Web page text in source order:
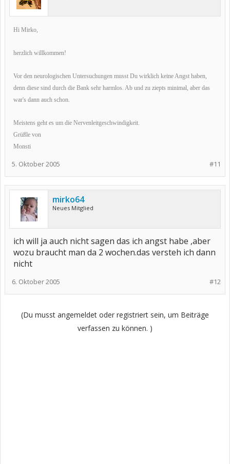
Hi Mirko,
herzlich willkommen!
Vor den neurologischen Untersuchungen musst Du wirklich keine Angst haben,
denn diese sind durch die Bank sehr harmlos. Ab und zu ziepts minimal, aber das
war's dann auch schon.
Meistens geht es um die Nervenleitgeschwindigkeit.
Grüßle von
Monsti
#11
5. Oktober 2005
mirko64
Neues Mitglied
ich will ja auch nicht sagen das ich angst habe ,aber
wozu braucht man da 2 wochen.das versteh ich dann
nicht
#12
6. Oktober 2005
(Du musst angemeldet oder registriert sein, um Beiträge
verfassen zu können. )